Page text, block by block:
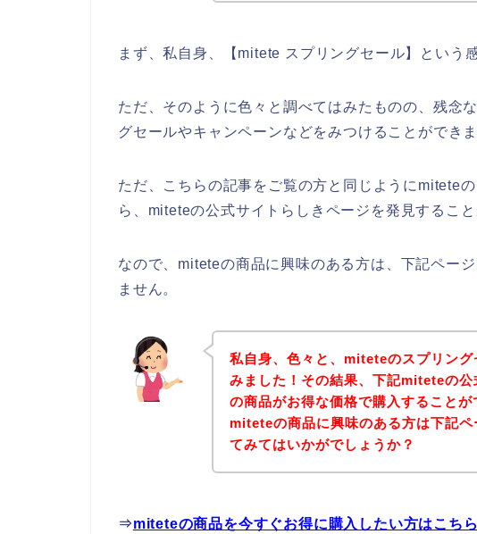
まず、私自身、【mitete スプリングセール】という
ただ、そのように色々と調べてはみたものの、残念
グセールやキャンペーンなどをみつけることができ
ただ、こちらの記事をご覧の方と同じようにmitete
ら、miteteの公式サイトらしきページを発見するこ
なので、miteteの商品に興味のある方は、下記ペー
ません。
私自身、色々と、miteteのスプリング
みました！その結果、下記miteteの
の商品がお得な価格で購入することが
miteteの商品に興味のある方は下記
てみてはいかがでしょうか？
⇒miteteの商品を今すぐお得に購入したい方はこちら